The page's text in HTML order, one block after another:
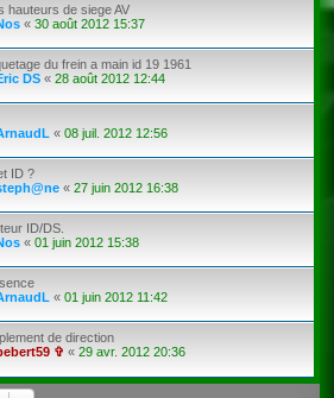
hauteurs de siege AV
« 30 août 2012 15:37
du frein a main id 19 1961
DS « 28 août 2012 12:44
« 08 juil. 2012 12:56
ID ?
« 27 juin 2012 16:38
ID/DS.
« 01 juin 2012 15:38
« 01 juin 2012 11:42
de direction
✞ « 29 avr. 2012 20:36